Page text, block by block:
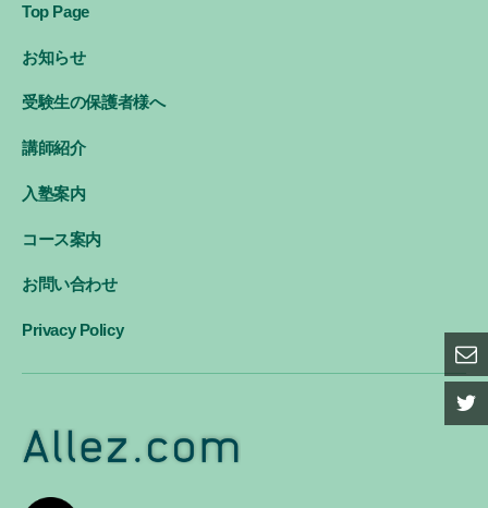
Top Page
お知らせ
受験生の保護者様へ
講師紹介
入塾案内
コース案内
お問い合わせ
Privacy Policy